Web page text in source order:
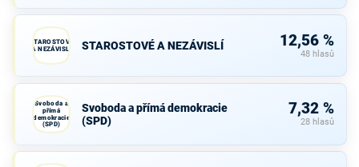
STAROSTOVÉ
A NEZÁVISLÍ
STAROSTOVÉ A NEZÁVISLÍ 12,56 %
48 hlasů
Svoboda a
přímá
demokracie
(SPD)
Svoboda a přímá demokracie
(SPD)
7,32 %
28 hlasů